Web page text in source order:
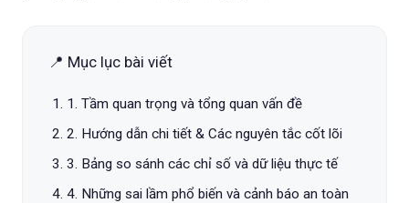
📍 Mục lục bài viết
1. Tầm quan trọng và tổng quan vấn đề
2. Hướng dẫn chi tiết & Các nguyên tắc cốt lõi
3. Bảng so sánh các chỉ số và dữ liệu thực tế
4. Những sai lầm phổ biến và cảnh báo an toàn